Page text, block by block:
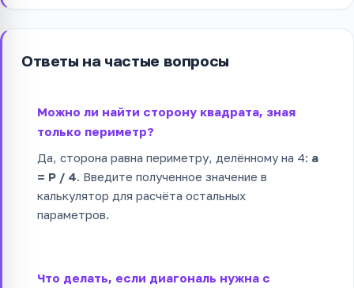
Ответы на частые вопросы
Можно ли найти сторону квадрата, зная
только периметр?
Да, сторона равна периметру, делённому на 4: a
= P / 4. Введите полученное значение в
калькулятор для расчёта остальных
параметров.
Что делать, если диагональ нужна с